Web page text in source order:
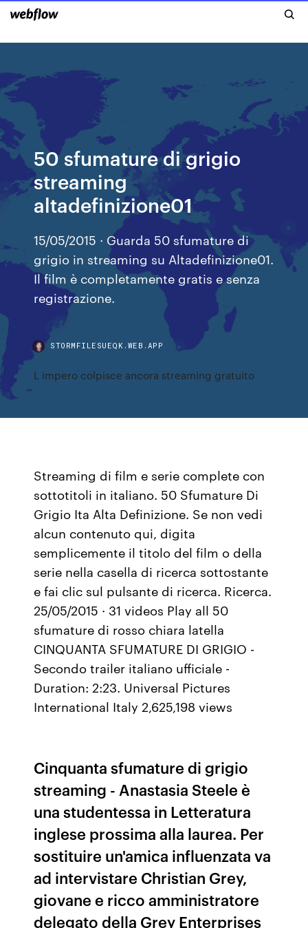
50 sfumature di grigio
streaming
altadefinizione01
15/05/2015 · Guarda 50 sfumature di
grigio in streaming su Altadefinizione01.
Il film è completamente gratis e senza
registrazione.
STORMFILESUEQK.WEB.APP
L impero colpisce ancora streaming gratuito
Streaming di film e serie complete con
sottotitoli in italiano. 50 Sfumature Di
Grigio Ita Alta Definizione. Se non vedi
alcun contenuto qui, digita
semplicemente il titolo del film o della
serie nella casella di ricerca sottostante
e fai clic sul pulsante di ricerca. Ricerca.
25/05/2015 · 31 videos Play all 50
sfumature di rosso chiara latella
CINQUANTA SFUMATURE DI GRIGIO -
Secondo trailer italiano ufficiale -
Duration: 2:23. Universal Pictures
International Italy 2,625,198 views
Cinquanta sfumature di grigio
streaming - Anastasia Steele è
una studentessa in Letteratura
inglese prossima alla laurea. Per
sostituire un'amica influenzata va
ad intervistare Christian Grey,
giovane e ricco amministratore
delegato della Grey Enterprises